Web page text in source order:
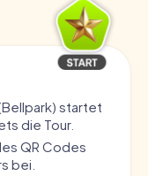
startet
die Tour.
QR Codes
bei.